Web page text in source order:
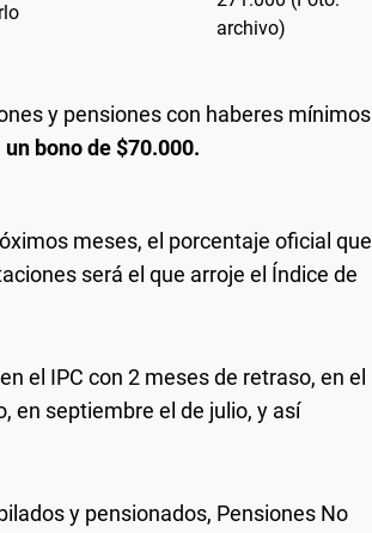
y pensiones con haberes mínimos
un bono de $70.000.
meses, el porcentaje oficial que
será el que arroje el Índice de
el IPC con 2 meses de retraso, en el
en septiembre el de julio, y así
y pensionados, Pensiones No